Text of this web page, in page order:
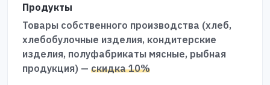
Продукты
Товары собственного производства (хлеб,
хлебобулочные изделия, кондитерские
изделия, полуфабрикаты мясные, рыбная
продукция) — скидка 10%